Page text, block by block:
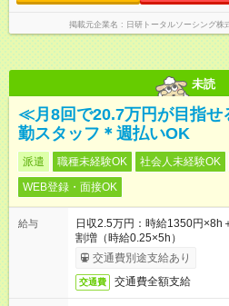
掲載元企業名 日研トータルソーシング
未読
≪月8回で20.7万円が目指
勤スタッフ＊週払いOK
派遣 職種未経験OK 社会人未経験OK
WEB登録・面接OK
給与
日収2.5万円：時給1350円×8h
割増（時給0.25×5h）
交通費別途支給あり
交通費 交通費全額支給